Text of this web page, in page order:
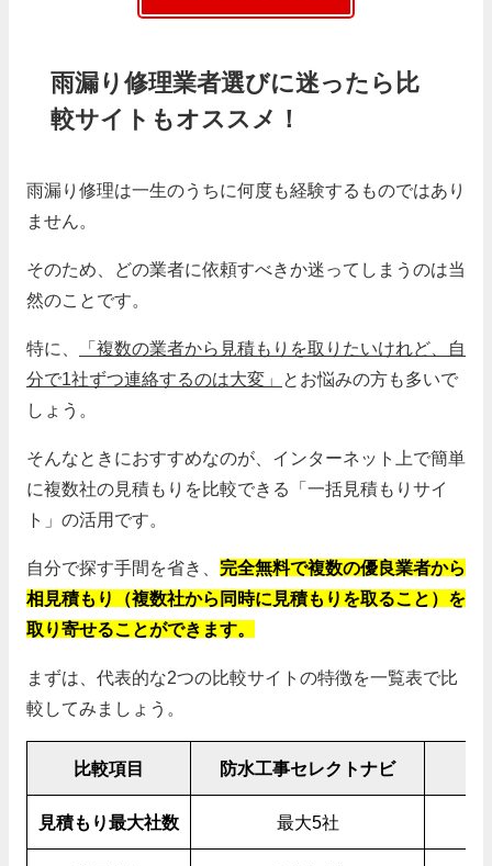
雨漏り修理業者選びに迷ったら比
較サイトもオススメ！
雨漏り修理は一生のうちに何度も経験するものではあり
ません。
そのため、どの業者に依頼すべきか迷ってしまうのは当
然のことです。
特に、
「複数の業者から見積もりを取りたいけれど、自
分で1社ずつ連絡するのは大変」
とお悩みの方も多いで
しょう。
そんなときにおすすめなのが、インターネット上で簡単
に複数社の見積もりを比較できる「一括見積もりサイ
ト」の活用です。
自分で探す手間を省き、 完全無料で複数の優良業者から
相見積もり（複数社から同時に見積もりを取ること）を
取り寄せることができます。
まずは、代表的な2つの比較サイトの特徴を一覧表で比
較してみましょう。
比較項目 防水工事セレクトナビ
見積もり最大社数 最大5社